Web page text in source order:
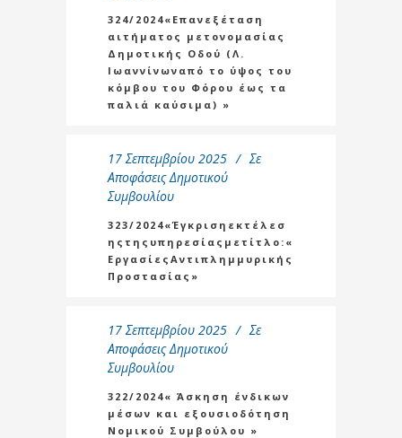
324/2024«Επανεξέταση
αιτήματος μετονομασίας
Δημοτικής Οδού (Λ.
Ιωαννίνωναπό το ύψος του
κόμβου του Φόρου έως τα
παλιά καύσιμα) »
17 Σεπτεμβρίου 2025
Σε
Αποφάσεις Δημοτικού
Συμβουλίου
323/2024«Έγκρισηεκτέλεσ
ηςτηςυπηρεσίαςμετίτλο:«
ΕργασίεςΑντιπλημμυρικής
Προστασίας»
17 Σεπτεμβρίου 2025
Σε
Αποφάσεις Δημοτικού
Συμβουλίου
322/2024« Άσκηση ένδικων
μέσων και εξουσιοδότηση
Νομικού Συμβούλου »